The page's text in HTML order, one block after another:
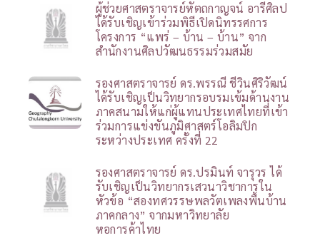
ผู้ช่วยศาสตราจารย์หัตถกาญจน์ อารีศิลป
ได้รับเชิญเข้าร่วมพิธีเปิดนิทรรศการ
โครงการ “แพร่ – บ้าน – บ้าน” จาก
สำนักงานศิลปวัฒนธรรมร่วมสมัย
รองศาสตราจารย์ ดร.พรรณี ชีวินศิริวัฒน์
ได้รับเชิญเป็นวิทยากรอบรมเข้มด้านงาน
ภาคสนามให้แก่ผู้แทนประเทศไทยที่เข้า
ร่วมการแข่งขันภูมิศาสตร์โอลิมปิก
ระหว่างประเทศ ครั้งที่ 22
รองศาสตราจารย์ ดร.ปรมินท์ จารุวร ได้
รับเชิญเป็นวิทยากรเสวนาวิชาการใน
หัวข้อ “สองทศวรรษพลวัตเพลงพื้นบ้าน
ภาคกลาง” จากมหาวิทยาลัย
หอการค้าไทย